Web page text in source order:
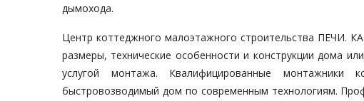
дымохода.
Центр коттеджного малоэтажного строительства
размеры, технические особенности и конструкции дома
услугой монтажа. Квалифицированные монтажники
быстровозводимый дом по современным технологиям.